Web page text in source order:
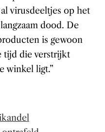
virusdeeltjes op het
dood. De
is gewoon
tijd die verstrijkt
winkel ligt.”